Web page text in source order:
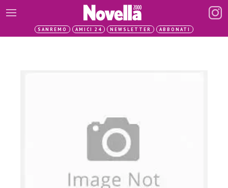
SANREMO AMICI 24 NEWSLETTER ABBONATI